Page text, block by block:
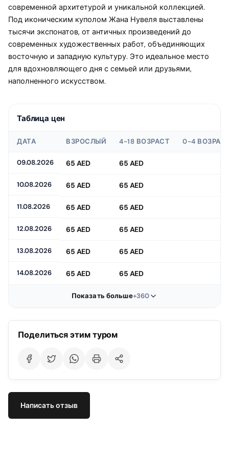
современной архитетурой и уникальной коллекцией.
Под иконическим куполом Жана Нувеля выставлены
тысячи экспонатов, от античных произведений до
современных художественных работ, объединяющих
восточную и западную культуру. Это идеальное место
для вдохновляющего дня с семьей или друзьями,
наполненного искусством.
Таблица цен
ДАТА ВЗРОСЛЫЙ 4-18 ВОЗРАСТ 0-4
09.08.2026 65 AED 65 AED
10.08.2026 65 AED 65 AED
11.08.2026 65 AED 65 AED
12.08.2026 65 AED 65 AED
13.08.2026 65 AED 65 AED
14.08.2026 65 AED 65 AED
Показать больше+360
Поделиться этим туром
Написать отзыв